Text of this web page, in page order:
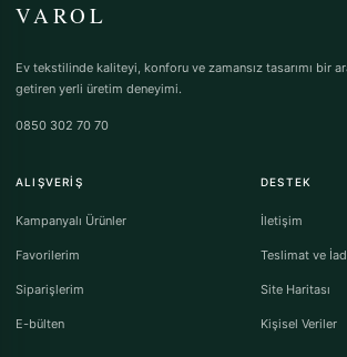
VAROL
Ev tekstilinde kaliteyi, konforu ve zamansız tasarımı bir
getiren yerli üretim deneyimi.
0850 302 70 70
ALIŞVERIŞ
Kampanyalı Ürünler
Favorilerim
Siparişlerim
E-bülten
DESTEK
İletişim
Teslimat ve
Site Haritası
Kişisel Veriler